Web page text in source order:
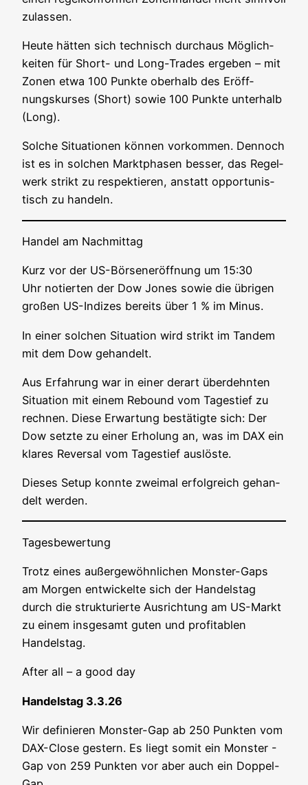
zulassen.
Heu­te hät­ten sich tech­nisch durch­aus Mög­lich­
kei­ten für Short- und Long-Trades erge­ben – mit
Zonen etwa 100 Punk­te ober­halb des Eröff­
nungs­kur­ses (Short) sowie 100 Punk­te unter­halb
(Long).
Sol­che Situa­tio­nen kön­nen vor­kom­men. Den­noch
ist es in sol­chen Markt­pha­sen bes­ser, das Regel­
werk strikt zu respek­tie­ren, anstatt oppor­tu­nis­
tisch zu handeln.
Han­del am Nachmittag
Kurz vor der US-Bör­sener­öff­nung um 15:30
Uhr notier­ten der Dow Jones sowie die übri­gen
gro­ßen US-Indi­zes bereits über 1 % im Minus.
In einer sol­chen Situa­ti­on wird strikt im Tan­dem
mit dem Dow gehandelt.
Aus Erfah­rung war in einer der­art über­dehn­ten
Situa­ti­on mit einem Rebound vom Tages­tief zu
rech­nen. Die­se Erwar­tung bestä­tig­te sich: Der
Dow setz­te zu einer Erho­lung an, was im DAX ein
kla­res Rever­sal vom Tages­tief auslöste.
Die­ses Set­up konn­te zwei­mal erfolg­reich gehan­
delt werden.
Tages­be­wer­tung
Trotz eines außer­ge­wöhn­li­chen Mons­ter-Gaps
am Mor­gen ent­wi­ckel­te sich der Han­dels­tag
durch die struk­tu­rier­te Aus­rich­tung am US-Markt
zu einem ins­ge­samt guten und pro­fi­ta­blen
Handelstag.
After all – a good day
Han­dels­tag 3.3.26
Wir defi­nie­ren Mons­ter-Gap ab 250 Punk­ten vom
DAX-Clo­se ges­tern. Es liegt somit ein Mons­ter -
Gap von 259 Punk­ten vor aber auch ein Doppel-